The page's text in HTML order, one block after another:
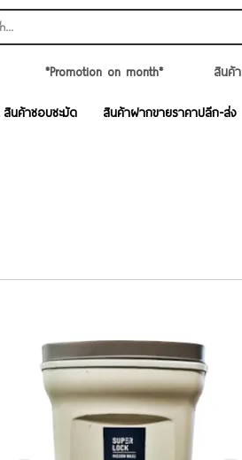
*Promotion on month* สินค้า
สินค้าชอบชะมัด สินค้าฝากขายราคาปลีก-ส่ง